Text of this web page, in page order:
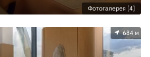
Фотогалерея [4]
684 м